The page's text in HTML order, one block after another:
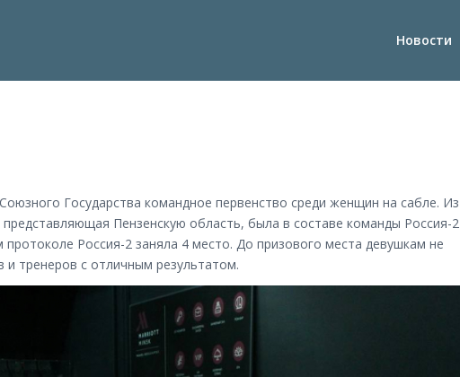
Новости
Государства командное первенство среди женщин на сабле. Из
Пензенскую область, была в составе команды Россия-2
Россия-2 заняла 4 место. До призового места девушкам не
тренеров с отличным результатом.